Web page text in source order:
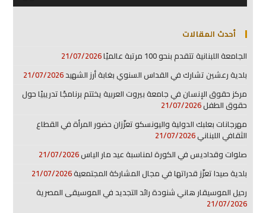
أحدث المقالات
الجامعة اللبنانية تتقدم بنحو 100 مرتبة عالميًا
21/07/2026
بلدية رعشين تشارك في القداس السنوي بغابة أرز الشهيد21/07/2026
مركز حقوق الإنسان في جامعة بيروت العربية يختتم برنامجًا تدريبيًا حول
حقوق الطفل21/07/2026
مهرجانات بعلبك الدولية واليونسكو تعزّزان حضور المرأة في القطاع
الثقافي اللبناني21/07/2026
صلوات وقداديس في الكورة لمناسبة عيد مار الياس21/07/2026
بلدية صيدا تعزّز قدراتها في مجال المشاركة المجتمعية21/07/2026
رحيل الموسيقار هاني شنودة رائد التجديد في الموسيقى المصرية
21/07/2026